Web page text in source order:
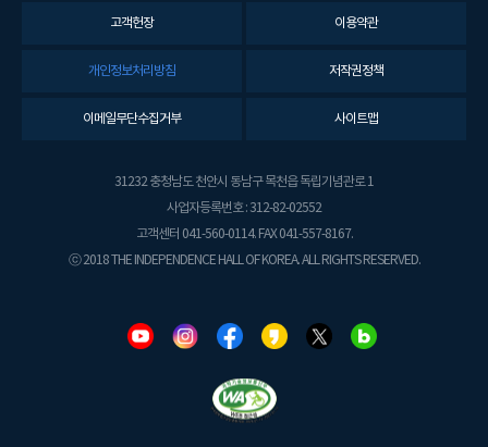
고객헌장 이용약관
개인정보처리방침 저작권정책
이메일무단수집거부 사이트맵
31232 충청남도 천안시 동남구 목천읍 독립기념관로 1
사업자등록번호 : 312-82-02552
고객센터 041-560-0114. FAX 041-557-8167.
ⓒ 2018 THE INDEPENDENCE HALL OF KOREA. ALL RIGHTS RESERVED.